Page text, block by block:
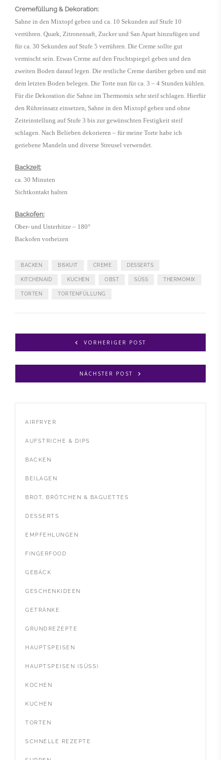
Cremefüllung & Dekoration:
Sahne in den Mixtopf geben und ca. 10 Sekunden auf Stufe 10
verrühren. Quark, Zitronensaft, Zucker und San Apart hinzufügen und
für ca. 30 Sekunden auf Stufe 5 verrühren. Die Creme sollte gut
vermischt sein. Etwas Creme auf den Fruchtspiegel geben und den
zweiten Boden darauf legen. Die restliche Creme darüber geben und mit
dem letzten Boden belegen. Die Torte nun für ca. 3 – 4 Stunden kühlen.
Für die Dekoration die Sahne im Thermomix sehr steif schlagen. Hierfür
den Rühreinsatz einsetzen, Sahne in den Mixtopf geben und ohne
Zeiteinstellung auf Stufe 3 bis zur gewünschten Festigkeit steif
schlagen. Nach Belieben dekorieren – für meine Torte habe ich
geriebene Mandeln und diverse Streusel verwendet.
Backzeit:
ca. 30 Minuten
Sichtkontakt halten
Backofen:
Ober- und Unterhitze – 180°
Backofen vorheizen
BACKEN BISKUIT CREME DESSERTS
KITCHENAID KUCHEN OBST SÜSS THERMOMIX
TORTEN TORTENFÜLLUNG
VORHERIGER POST
NÄCHSTER POST
AIRFRYER
AUFSTRICHE & DIPS
BACKEN
BEILAGEN
BROT, BRÖTCHEN & BAGUETTES
DESSERTS
EMPFEHLUNGEN
FINGERFOOD
GEBÄCK
GESCHENKIDEEN
GETRÄNKE
GRUNDREZEPTE
HAUPTSPEISEN
HAUPTSPEISEN (SÜSS)
KOCHEN
KUCHEN
TORTEN
SCHNELLE REZEPTE